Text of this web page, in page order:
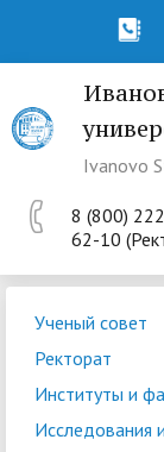
Ivanovo
8 (800)
62-10
Ученый совет
Ректорат
Институты и
Исследования